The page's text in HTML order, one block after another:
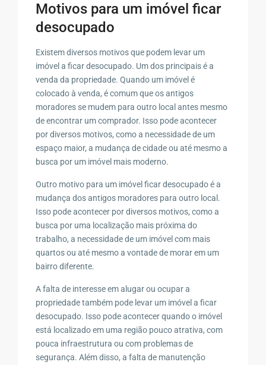
Motivos para um imóvel ficar
desocupado
Existem diversos motivos que podem levar um
imóvel a ficar desocupado. Um dos principais é a
venda da propriedade. Quando um imóvel é
colocado à venda, é comum que os antigos
moradores se mudem para outro local antes mesmo
de encontrar um comprador. Isso pode acontecer
por diversos motivos, como a necessidade de um
espaço maior, a mudança de cidade ou até mesmo a
busca por um imóvel mais moderno.
Outro motivo para um imóvel ficar desocupado é a
mudança dos antigos moradores para outro local.
Isso pode acontecer por diversos motivos, como a
busca por uma localização mais próxima do
trabalho, a necessidade de um imóvel com mais
quartos ou até mesmo a vontade de morar em um
bairro diferente.
A falta de interesse em alugar ou ocupar a
propriedade também pode levar um imóvel a ficar
desocupado. Isso pode acontecer quando o imóvel
está localizado em uma região pouco atrativa, com
pouca infraestrutura ou com problemas de
segurança. Além disso, a falta de manutenção